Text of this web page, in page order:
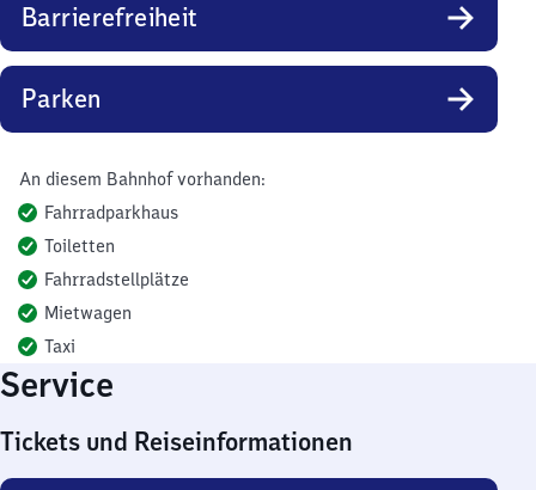
Barrierefreiheit
Parken
An diesem Bahnhof vorhanden:
Fahrradparkhaus
Toiletten
Fahrradstellplätze
Mietwagen
Taxi
Service
Tickets und Reiseinformationen